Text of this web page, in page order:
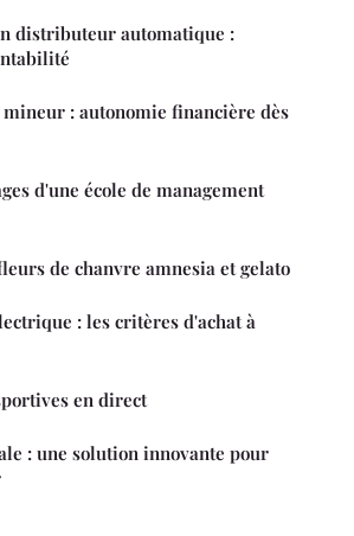
distributeur automatique :
: autonomie financière dès
d'une école de management
de chanvre amnesia et gelato
: les critères d'achat à
en direct
: une solution innovante pour